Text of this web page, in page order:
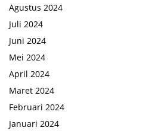
Agustus 2024
Juli 2024
Juni 2024
Mei 2024
April 2024
Maret 2024
Februari 2024
Januari 2024